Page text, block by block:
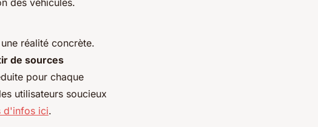
réalité concrète.
de sources
pour chaque
utilisateurs soucieux
d'infos ici.